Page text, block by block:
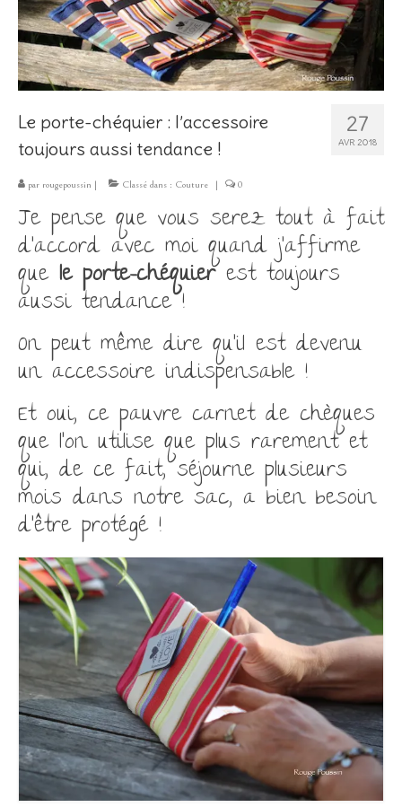
Mon compte
Expo
27
AVR 2018
Le porte-chéquier : l’accessoire
toujours aussi tendance !
par rougepoussin | Classé dans : Couture | 0
Je pense que vous serez tout à fait
d’accord avec moi quand j’affirme
que le porte-chéquierest toujours
aussi tendance !
On peut même dire qu’il est devenu
un accessoire indispensable !
Et oui, ce pauvre carnet de chèques
que l’on utilise que plus rarement et
qui, de ce fait, séjourne plusieurs
mois dans notre sac, a bien besoin
d’être protégé !